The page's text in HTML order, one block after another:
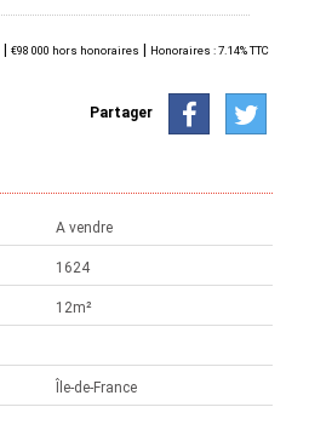
€98 000 hors honoraires
Honoraires : 7.14% TTC
Partager
A vendre
1624
12m²
Île-de-France